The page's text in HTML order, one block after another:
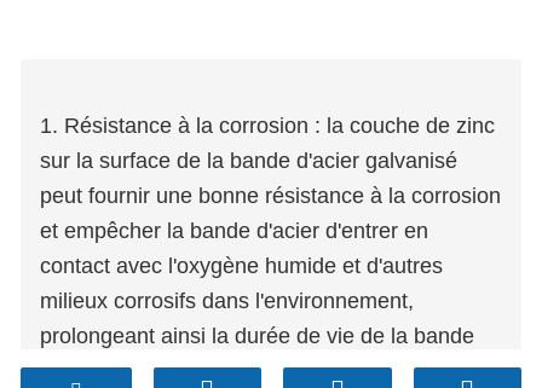
1. Résistance à la corrosion : la couche de zinc
sur la surface de la bande d'acier galvanisé
peut fournir une bonne résistance à la corrosion
et empêcher la bande d'acier d'entrer en
contact avec l'oxygène humide et d'autres
milieux corrosifs dans l'environnement,
prolongeant ainsi la durée de vie de la bande
d'acier.